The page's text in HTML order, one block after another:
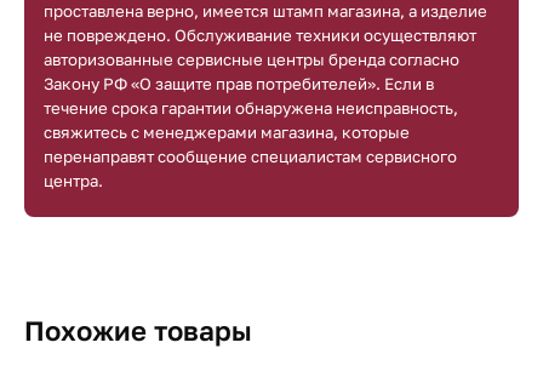
проставлена верно, имеется штамп магазина, а изделие
не повреждено. Обслуживание техники осуществляют
авторизованные сервисные центры бренда согласно
Закону РФ «О защите прав потребителей». Если в
течение срока гарантии обнаружена неисправность,
свяжитесь с менеджерами магазина, которые
перенаправят сообщение специалистам сервисного
центра.
Похожие товары